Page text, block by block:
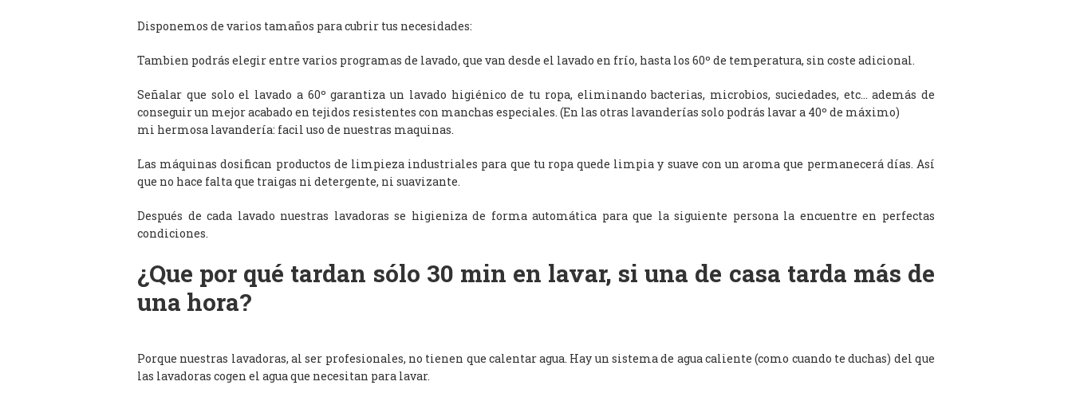
Disponemos de varios tamaños para cubrir tus necesidades:
Tambien podrás elegir entre varios programas de lavado, que van desde el lavado en frío, hasta los 60º de temperatura, sin coste adicional.
Señalar que solo el lavado a 60º garantiza un lavado higiénico de tu ropa, eliminando bacterias, microbios, suciedades, etc… además de
conseguir un mejor acabado en tejidos resistentes con manchas especiales. (En las otras lavanderías solo podrás lavar a 40º de máximo)
mi hermosa lavandería: facil uso de nuestras maquinas.
Las máquinas dosifican productos de limpieza industriales para que tu ropa quede limpia y suave con un aroma que permanecerá días. Así
que no hace falta que traigas ni detergente, ni suavizante.
Después de cada lavado nuestras lavadoras se higieniza de forma automática para que la siguiente persona la encuentre en perfectas
condiciones.
¿Que por qué tardan sólo 30 min en lavar, si una de casa tarda más de
una hora?
Porque nuestras lavadoras, al ser profesionales, no tienen que calentar agua. Hay un sistema de agua caliente (como cuando te duchas) del que
las lavadoras cogen el agua que necesitan para lavar.